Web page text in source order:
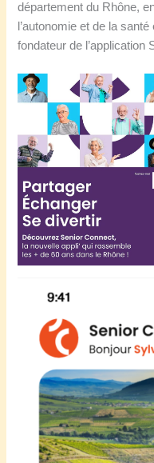
département du Rhône,
l’autonomie et de la
fondateur de l’application